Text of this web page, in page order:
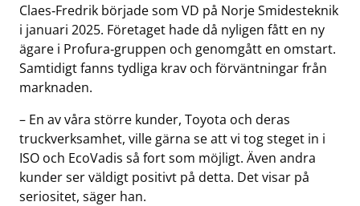
Claes‑Fredrik började som VD på Norje Smidesteknik
i januari 2025. Företaget hade då nyligen fått en ny
ägare i Profura‑gruppen och genomgått en omstart.
Samtidigt fanns tydliga krav och förväntningar från
marknaden.
– En av våra större kunder, Toyota och deras
truckverksamhet, ville gärna se att vi tog steget in i
ISO och EcoVadis så fort som möjligt. Även andra
kunder ser väldigt positivt på detta. Det visar på
seriositet, säger han.